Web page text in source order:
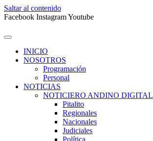
Saltar al contenido
Facebook InstagramYoutube
INICIO
NOSOTROS
Programación
Personal
NOTICIAS
NOTICIERO ANDINO DIGITAL
Pitalito
Regionales
Nacionales
Judiciales
Política